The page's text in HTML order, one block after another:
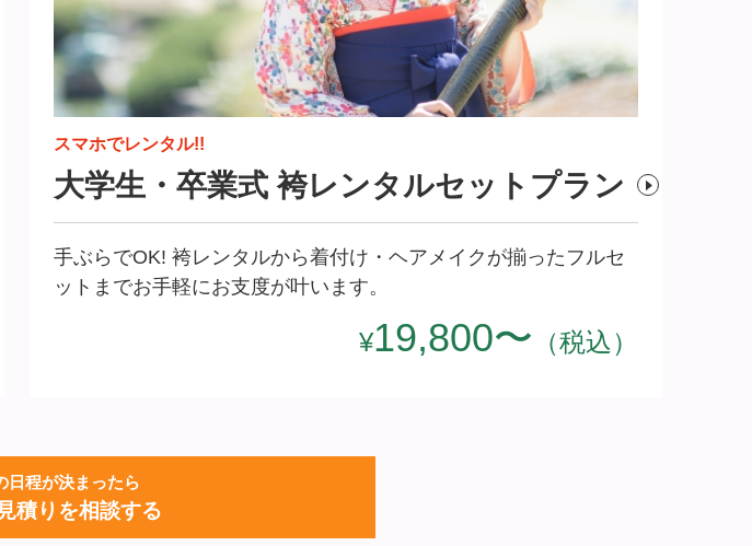
スマホでレンタル!!
大学生・卒業式 袴レンタルセットプラ ン
手ぶらでOK! 袴レンタルから着付け・ヘアメイクが揃ったフルセ
ットまでお手軽にお支度が叶います。
¥19,800〜 （税込）
日程が決まったら
積りを相談する